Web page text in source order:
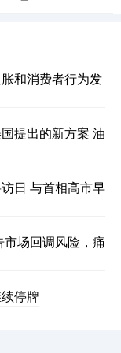
和消费者行为发
提出的新方案 油
日 与首相高市早
场回调风险，痛
停牌